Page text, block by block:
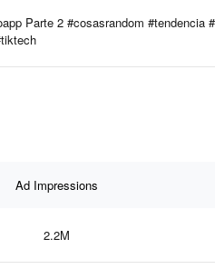
Parte 2 #cosasrandom #tendencia
Ad Impressions
2.2M